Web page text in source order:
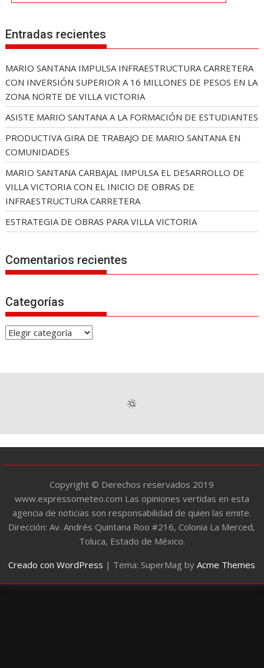
Entradas recientes
MARIO SANTANA IMPULSA INFRAESTRUCTURA CARRETERA
CON INVERSIÓN SUPERIOR A 16 MILLONES DE PESOS EN LA
ZONA NORTE DE VILLA VICTORIA
ASISTE MARIO SANTANA A LA FORMACIÓN DE ESTUDIANTES
PRODUCTIVA GIRA DE TRABAJO DE MARIO SANTANA EN
COMUNIDADES
MARIO SANTANA CARBAJAL IMPULSA EL DESARROLLO DE
VILLA VICTORIA CON EL INICIO DE OBRAS DE
INFRAESTRUCTURA CARRETERA
ESTRATEGIA DE OBRAS PARA VILLA VICTORIA
Comentarios recientes
Categorías
C
e
í
a
Copyright © Derechos reservados 2019
www.expressometeo.com Las opiniones vertidas en esta
agencia de noticias son responsabilidad de quien las emite.
Dirección: Av. Andrés Quintana Roo #216, Colonia La Merced,
Toluca, Estado de México.
Creado con WordPress | Tema: SuperMag byAcme Themes